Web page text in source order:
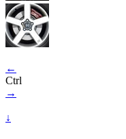
←
Ctrl
→
↓